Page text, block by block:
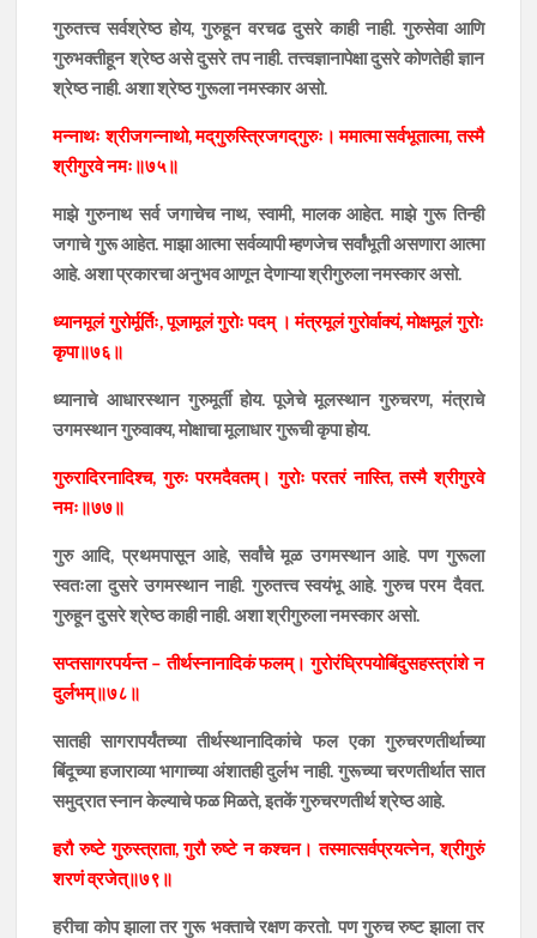
गुरुतत्त्व सर्वश्रेष्ठ होय, गुरुहून वरचढ दुसरे काही नाही. गुरुसेवा आणि
गुरुभक्तीहून श्रेष्ठ असे दुसरे तप नाही. तत्त्वज्ञानापेक्षा दुसरे कोणतेही ज्ञान
श्रेष्ठ नाही. अशा श्रेष्ठ गुरूला नमस्कार असो.
मन्नाथः श्रीजगन्नाथो, मद्‌गुरुस्त्रिजगद्‌गुरुः। ममात्मा सर्वभूतात्मा, तस्मै
श्रीगुरवे नमः॥७५॥
माझे गुरुनाथ सर्व जगाचेच नाथ, स्वामी, मालक आहेत. माझे गुरू तिन्ही
जगाचे गुरू आहेत. माझा आत्मा सर्वव्यापी म्हणजेच सर्वांभूती असणारा आत्मा
आहे. अशा प्रकारचा अनुभव आणून देणाऱ्या श्रीगुरुला नमस्कार असो.
ध्यानमूलं गुरोर्मूर्तिः, पूजामूलं गुरोः पदम् । मंत्रमूलं गुरोर्वाक्यं, मोक्षमूलं गुरोः
कृपा॥७६॥
ध्यानाचे आधारस्थान गुरुमूर्ती होय. पूजेचे मूलस्थान गुरुचरण, मंत्राचे
उगमस्थान गुरुवाक्य, मोक्षाचा मूलाधार गुरूची कृपा होय.
गुरुरादिरनादिश्च, गुरुः परमदैवतम्। गुरोः परतरं नास्ति, तस्मै श्रीगुरवे
नमः॥७७॥
गुरु आदि, प्रथमपासून आहे, सर्वांचे मूळ उगमस्थान आहे. पण गुरूला
स्वतःला दुसरे उगमस्थान नाही. गुरुतत्त्व स्वयंभू आहे. गुरुच परम दैवत.
गुरुहून दुसरे श्रेष्ठ काही नाही. अशा श्रीगुरुला नमस्कार असो.
सप्तसागरपर्यन्त – तीर्थस्नानादिकं फलम्। गुरोरंघ्रिपयोबिंदुसहस्त्रांशे न
दुर्लभम्॥७८॥
सातही सागरापर्यंतच्या तीर्थस्थानादिकांचे फल एका गुरुचरणतीर्थाच्या
बिंदूच्या हजाराव्या भागाच्या अंशातही दुर्लभ नाही. गुरूच्या चरणतीर्थात सात
समुद्रात स्नान केल्याचे फळ मिळते, इतकें गुरुचरणतीर्थ श्रेष्ठ आहे.
हरौ रुष्टे गुरुस्त्राता, गुरौ रुष्टे न कश्चन। तस्मात्सर्वप्रयत्नेन, श्रीगुरुं
शरणं व्रजेत्॥७९॥
हरीचा कोप झाला तर गुरू भक्ताचे रक्षण करतो. पण गुरुच रुष्ट झाला तर